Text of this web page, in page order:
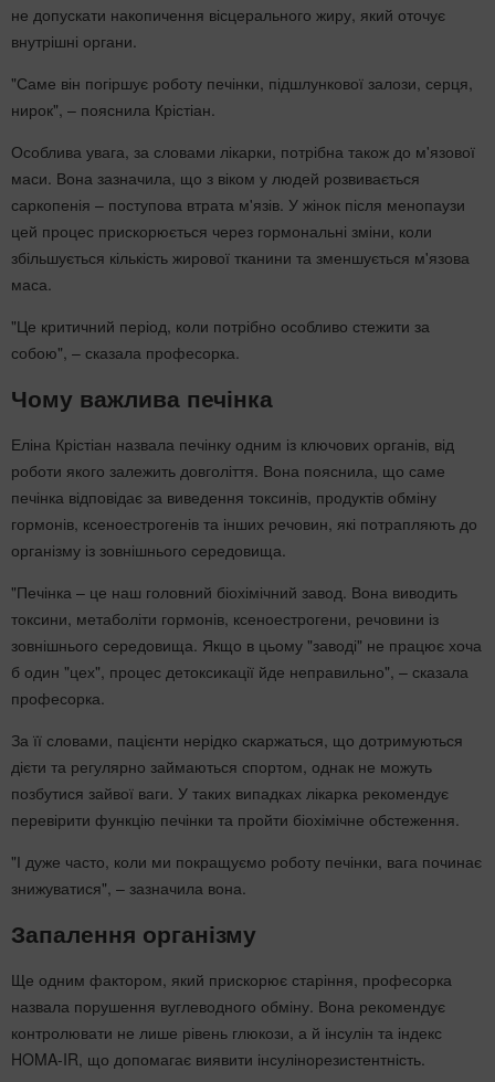
не допускати накопичення вісцерального жиру, який оточує
внутрішні органи.
"Саме він погіршує роботу печінки, підшлункової залози, серця,
нирок", – пояснила Крістіан.
Особлива увага, за словами лікарки, потрібна також до м'язової
маси. Вона зазначила, що з віком у людей розвивається
саркопенія – поступова втрата м'язів. У жінок після менопаузи
цей процес прискорюється через гормональні зміни, коли
збільшується кількість жирової тканини та зменшується м'язова
маса.
"Це критичний період, коли потрібно особливо стежити за
собою", – сказала професорка.
Чому важлива печінка
Еліна Крістіан назвала печінку одним із ключових органів, від
роботи якого залежить довголіття. Вона пояснила, що саме
печінка відповідає за виведення токсинів, продуктів обміну
гормонів, ксеноестрогенів та інших речовин, які потрапляють до
організму із зовнішнього середовища.
"Печінка – це наш головний біохімічний завод. Вона виводить
токсини, метаболіти гормонів, ксеноестрогени, речовини із
зовнішнього середовища. Якщо в цьому "заводі" не працює хоча
б один "цех", процес детоксикації йде неправильно", – сказала
професорка.
За її словами, пацієнти нерідко скаржаться, що дотримуються
дієти та регулярно займаються спортом, однак не можуть
позбутися зайвої ваги. У таких випадках лікарка рекомендує
перевірити функцію печінки та пройти біохімічне обстеження.
"І дуже часто, коли ми покращуємо роботу печінки, вага починає
знижуватися", – зазначила вона.
Запалення організму
Ще одним фактором, який прискорює старіння, професорка
назвала порушення вуглеводного обміну. Вона рекомендує
контролювати не лише рівень глюкози, а й інсулін та індекс
HOMA-IR, що допомагає виявити інсулінорезистентність.